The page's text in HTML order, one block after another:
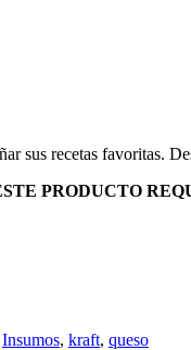
sus recetas favoritas.
PRODUCTO
Insumos, kraft, queso